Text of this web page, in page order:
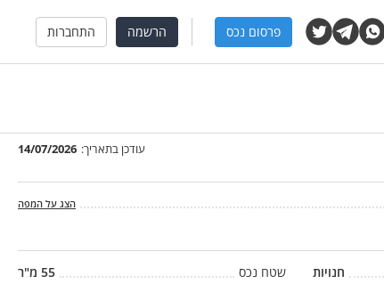
פרסום נכס הרשמה התחברות
עודכן בתאריך: 14/07/2026
הצג על המפה
חנויות שטח נכס 55 מ"ר